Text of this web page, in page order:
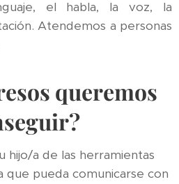
el habla, la voz, la
Atendemos a personas
queremos
hijo/a de las herramientas
que pueda comunicarse con